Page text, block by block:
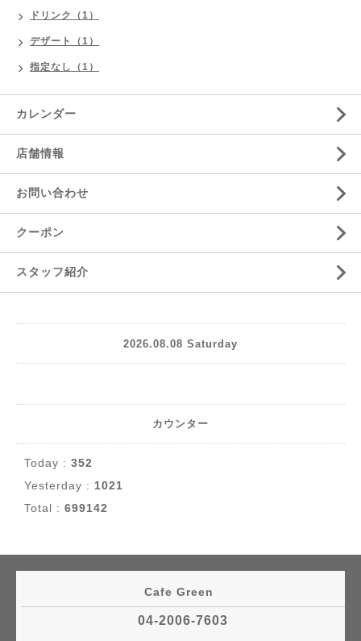
ドリンク（1）
デザート（1）
指定なし（1）
カレンダー
店舗情報
お問い合わせ
クーポン
スタッフ紹介
2026.08.08 Saturday
カウンター
Today : 352
Yesterday : 1021
Total : 699142
Cafe Green
04-2006-7603